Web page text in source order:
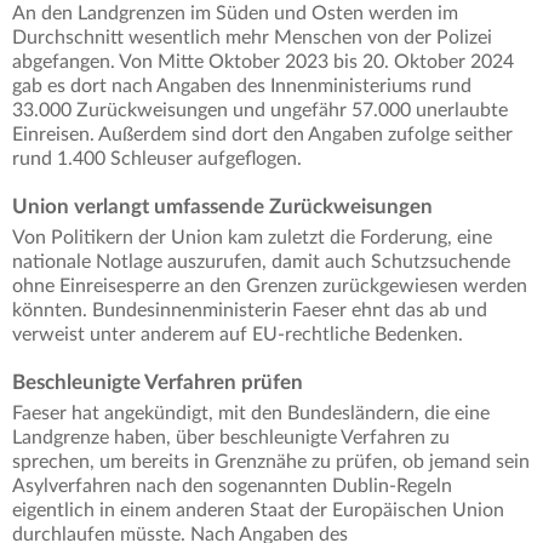
An den Landgrenzen im Süden und Osten werden im
Durchschnitt wesentlich mehr Menschen von der Polizei
abgefangen. Von Mitte Oktober 2023 bis 20. Oktober 2024
gab es dort nach Angaben des Innenministeriums rund
33.000 Zurückweisungen und ungefähr 57.000 unerlaubte
Einreisen. Außerdem sind dort den Angaben zufolge seither
rund 1.400 Schleuser aufgeflogen.
Union verlangt umfassende Zurückweisungen
Von Politikern der Union kam zuletzt die Forderung, eine
nationale Notlage auszurufen, damit auch Schutzsuchende
ohne Einreisesperre an den Grenzen zurückgewiesen werden
könnten. Bundesinnenministerin Faeser ehnt das ab und
verweist unter anderem auf EU-rechtliche Bedenken.
Beschleunigte Verfahren prüfen
Faeser hat angekündigt, mit den Bundesländern, die eine
Landgrenze haben, über beschleunigte Verfahren zu
sprechen, um bereits in Grenznähe zu prüfen, ob jemand sein
Asylverfahren nach den sogenannten Dublin-Regeln
eigentlich in einem anderen Staat der Europäischen Union
durchlaufen müsste. Nach Angaben des